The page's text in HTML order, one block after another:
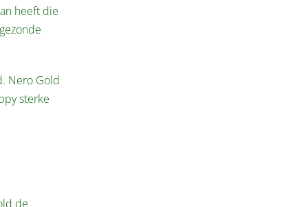
heeft die
Nero Gold
sterke
de